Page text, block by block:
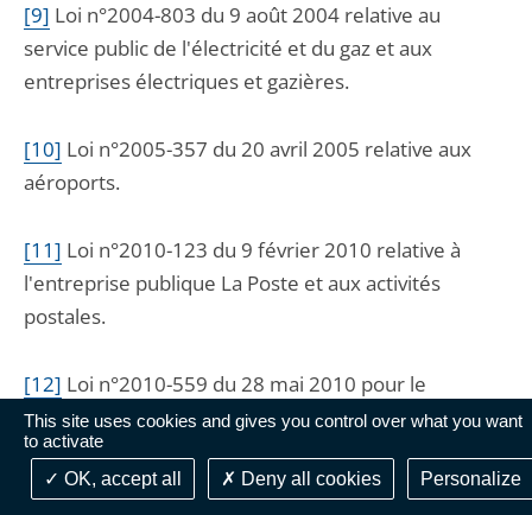
This site uses cookies and gives you control over what you want
to activate
OK, accept all
Deny all cookies Personalize
[9] Loi n°2004-803 du 9 août 2004 relative au
service public de l'électricité et du gaz et aux
entreprises électriques et gazières.
[10] Loi n°2005-357 du 20 avril 2005 relative aux
aéroports.
[11] Loi n°2010-123 du 9 février 2010 relative à
l'entreprise publique La Poste et aux activités
postales.
[12] Loi n°2010-559 du 28 mai 2010 pour le
développement des sociétés publiques locales.
[13] Loi n°83-597 du 7 juillet 1983 relative aux